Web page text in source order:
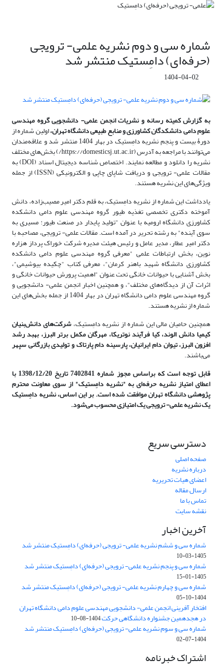
شماره سی و دوم نشریه علمی- ترویجی
(حرفه‌ای) دامِستیک منتشر شد
1404-04-02
به گزارش کمیته رسانه و نشریات انجمن علمی- دانشجویی گروه مهندسی
علوم دامی دانشکدگان کشاورزی و منابع طبیعی دانشگاه تهران،اولین شماره از
دورۀ بیست و پنجم نشریه دامِستیک در بهار 1404 منتشر شد و علاقه‌مندان
می‌توانند با مراجعه به آدرس (https://domesticsj.ut.ac.ir/) بخش‌های مختلف
نشریه را دانلود و مطالعه نمایند. اختصاص شناسه دیجیتال اسناد (DOI) به
مقالات علمی- ترویجی و دریافت شاپای چاپی و الکترونیکی (ISSN) از جمله
ویژگی‌های این نشریه هستند.
یادداشت این شماره از نشریه دامِستیک، به قلم دکتر امیر مصیب‌زاده، دانش
آموخته دکتری تخصصی تغذیه طیور گروه مهندسی علوم دامی دانشکده
کشاورزی دانشگاه ارومیه با عنوان "تولید پایدار در صنعت طیور: مسیری به
سوی آینده" به رشته تحریر در آمده است. مقالات علمی- ترویجی، مصاحبه با
دکتر امیر عطار، مدیر عامل و رئیس هیئت مدیره شرکت خوراک پرداز هزاره
نوین، بخش ارتباطات علمی "معرفی گروه مهندسی علوم دامی دانشکده
کشاورزی دانشگاه شهید باهنر کرمان"، معرفی کتاب "چکیده بیوشیمی"،
بخش آشنایی با حیوانات خانگی تحت عنوان "اهمیت پرورش حیوانات خانگی و
اثرات آن از دیدگاه‌های مختلف"، و همچنین اخبار انجمن علمی- دانشجویی و
گروه مهندسی علوم دامی دانشگاه تهران در بهار 1404 از جمله بخش‌های این
شماره از نشریه هستند.
همچنین حامیان مالی این شماره از نشریه دامِستیک،شرکت‌های دانش‌بنیان
کیمیا دانش الوند، کیا فرآیند نوتریکا، مهرگان مکمل برتر البرز، بهبد رشد
افزون البرز، تیوان دام ایرانیان، پارسینه دام پارتاک و تولیدی بازرگانی سپهر
می‌باشند.
قابل توجه است که براساس مجوز شماره 7402841 تاریخ 1398/12/20 با
اعطای امتیاز نشریه حرفه‌ای به "نشریه دامِستیک" از سوی معاونت محترم
پژوهشی دانشگاه تهران موافقت شده است. بر این اساس، نشریه دامِستیک
یک نشریه علمی- ترویجی یک امتیازی محسوب می‌شود.
دسترسی سریع
صفحه اصلی
درباره نشریه
اعضای هیات تحریریه
ارسال مقاله
تماس با ما
نقشه سایت
آخرین اخبار
شماره سی و ششم نشریه علمی- ترویجی (حرفه‌ای) دامِستیک منتشر شد
1405-03-10
شماره سی و پنجم نشریه علمی- ترویجی (حرفه‌ای) دامِستیک منتشر شد
1405-01-15
شماره سی و چهارم نشریه علمی- ترویجی (حرفه‌ای) دامِستیک منتشر شد
1404-10-05
افتخار آفرینی انجمن علمی- دانشجویی مهندسی علوم دامی دانشگاه تهران
در هجدهمین جشنواره دانشگاهی حرکت1404-08-10
شماره سی و سوم نشریه علمی- ترویجی (حرفه‌ای) دامِستیک منتشر شد
1404-07-02
اشتراک خبرنامه